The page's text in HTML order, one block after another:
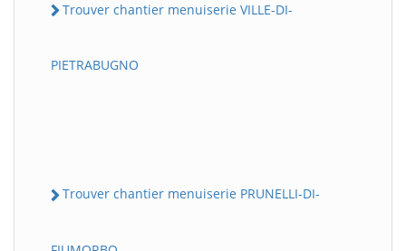
Trouver chantier menuiserie VILLE-DI-
PIETRABUGNO
Trouver chantier menuiserie PRUNELLI-DI-